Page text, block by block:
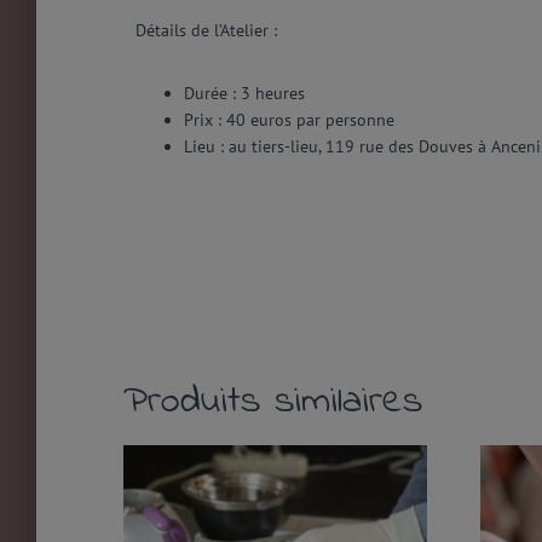
Détails de l’Atelier :
Durée : 3 heures
Prix : 40 euros par personne
Lieu : au tiers-lieu, 119 rue des Douves à
Produits similaires